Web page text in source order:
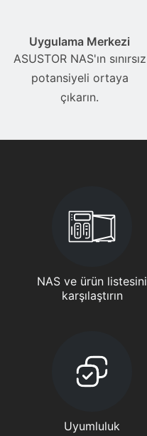
Uygulama Merkezi
ASUSTOR NAS'ın sınırsız
potansiyeli ortaya
çıkarın.
NAS ve ürün listesini
karşılaştırın
Uyumluluk